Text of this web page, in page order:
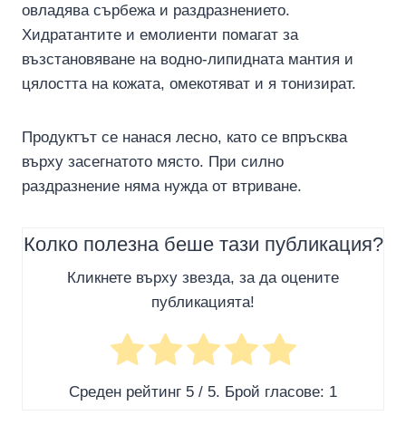
овладява сърбежа и раздразнението.
Хидратантите и емолиенти помагат за
възстановяване на водно-липидната мантия и
цялостта на кожата, омекотяват и я тонизират.
Продуктът се нанася лесно, като се впръсква
върху засегнатото място. При силно
раздразнение няма нужда от втриване.
Колко полезна беше тази публикация?
Кликнете върху звезда, за да оцените
публикацията!
Среден рейтинг 5 / 5. Брой гласове: 1